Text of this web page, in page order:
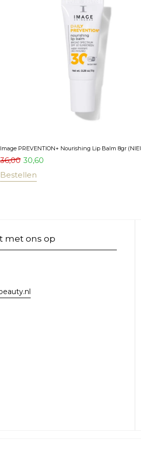
Image PREVENTION+ Nourishing Lip Balm 8gr
36,00 30,60
Bestellen
met ons op